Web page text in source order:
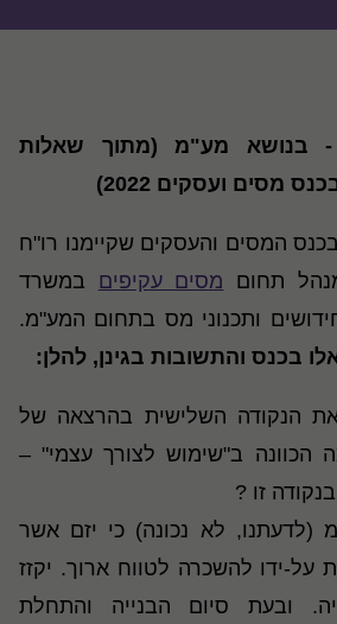
- בנושא מע"מ (מתוך שאלות
מסים ועסקים 2022)
ביום שני ה1.11.21 בכנס המסים והעסקים שקיימנו רו"ח
תחום מסים עקיפים במשרד
ותכנוני מס בתחום המע"מ.
בכנס והתשובות בגינן, להלן:
הנקודה השלישית בהרצאה של
הכוונה ב"שימוש לצורך עצמי" –
זו ?
לא נכונה) כי יזם אשר
על-ידו להשכרה לטווח ארוך. יקזז
ובעת סיום הבנייה והתחלת